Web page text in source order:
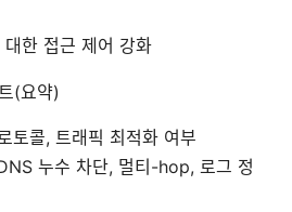
한 접근 제어 강화
(요약)
토콜, 트래픽 최적화 여부
누수 차단, 멀티-hop, 로그 정